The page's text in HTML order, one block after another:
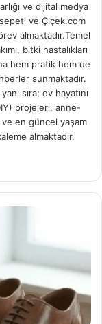
ve dijital medya
ve Çiçek.com
almaktadır.Temel
bitki hastalıkları
hem pratik hem de
sunmaktadır.
sıra; ev hayatını
projeleri, anne-
ve en güncel yaşam
almaktadır.